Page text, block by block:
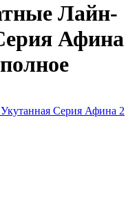
Лайн-
Афина